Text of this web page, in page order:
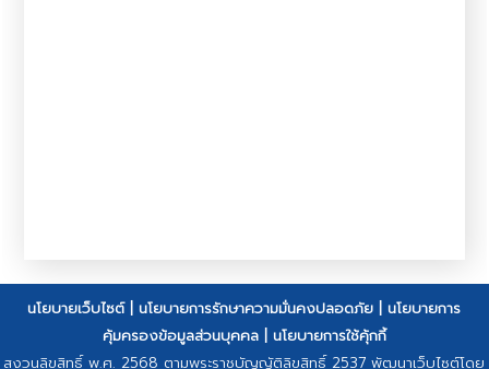
นโยบายเว็บไซต์|นโยบายการรักษาความมั่นคงปลอดภัย |นโยบายการ
คุ้มครองข้อมูลส่วนบุคคล| นโยบายการใช้คุ้กกี้
สงวนลิขสิทธิ์ พ.ศ. 2568 ตามพระราชบัญญัติลิขสิทธิ์ 2537 พัฒนาเว็บไซต์โดย